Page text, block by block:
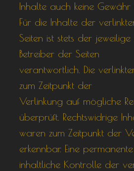
Inhalte auch keine Gewähr
Für die Inhalte der
Seiten ist stets der
Betreiber der Seiten
verantwortlich. Die
zum Zeitpunkt der
Verlinkung auf mögliche
überprüft. Rechtswidrige
waren zum Zeitpunkt der
erkennbar. Eine permanente
inhaltliche Kontrolle der